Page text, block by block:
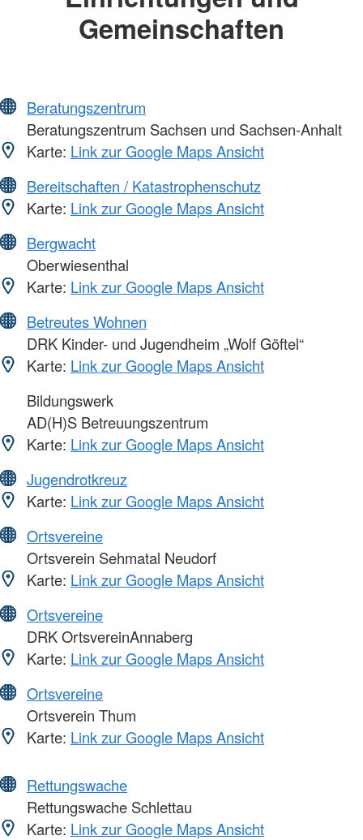
Gemeinschaften
Beratungszentrum
Beratungszentrum Sachsen und Sachsen-Anhalt
Karte: Link zur Google Maps Ansicht
Bereitschaften / Katastrophenschutz
Karte: Link zur Google Maps Ansicht
Bergwacht
Oberwiesenthal
Karte: Link zur Google Maps Ansicht
Betreutes Wohnen
DRK Kinder- und Jugendheim „Wolf Göftel“
Karte: Link zur Google Maps Ansicht
Bildungswerk
AD(H)S Betreuungszentrum
Karte: Link zur Google Maps Ansicht
Jugendrotkreuz
Karte: Link zur Google Maps Ansicht
Ortsvereine
Ortsverein Sehmatal Neudorf
Karte: Link zur Google Maps Ansicht
Ortsvereine
DRK OrtsvereinAnnaberg
Karte: Link zur Google Maps Ansicht
Ortsvereine
Ortsverein Thum
Karte: Link zur Google Maps Ansicht
Rettungswache
Rettungswache Schlettau
Karte: Link zur Google Maps Ansicht